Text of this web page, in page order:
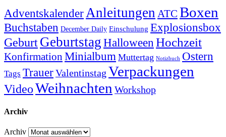
AdventskalenderAnleitungen ATC Boxen
Buchstaben December Daily Einschulung Explosionsbox
GeburtGeburtstag Halloween Hochzeit
Konfirmation Minialbum Muttertag Notizbuch Ostern
Tags TrauerValentinstag Verpackungen
VideoWeihnachten Workshop
Archiv
Archiv